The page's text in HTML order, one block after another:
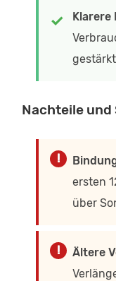
Klarere
Nachteile
ersten
über
Ältere